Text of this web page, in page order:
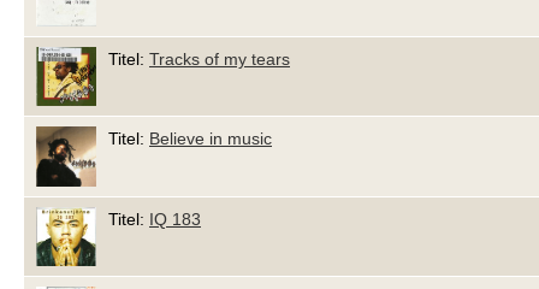
Titel: Tracks of my tears
Titel: Believe in music
Titel: IQ 183